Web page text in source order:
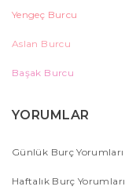
Yengeç Burcu
Aslan Burcu
Başak Burcu
YORUMLAR
Günlük Burç Yorumları
Haftalık Burç Yorumları